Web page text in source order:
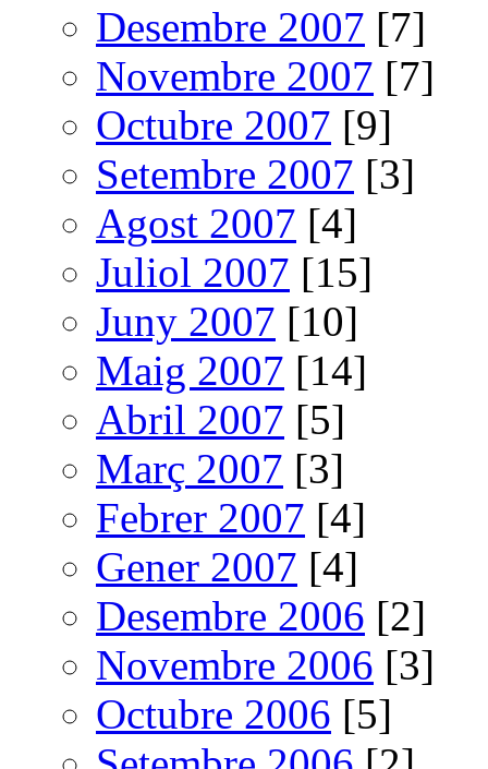
Desembre 2007 [7]
Novembre 2007 [7]
Octubre 2007 [9]
Setembre 2007 [3]
Agost 2007 [4]
Juliol 2007 [15]
Juny 2007 [10]
Maig 2007 [14]
Abril 2007 [5]
Març 2007 [3]
Febrer 2007 [4]
Gener 2007 [4]
Desembre 2006 [2]
Novembre 2006 [3]
Octubre 2006 [5]